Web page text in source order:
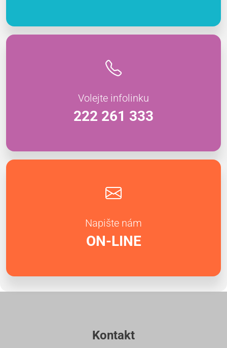
Volejte infolinku
222 261 333
Napište nám
ON-LINE
Kontakt